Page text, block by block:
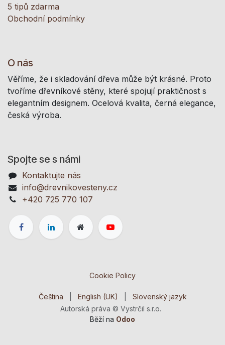
5 tipů zdarma
Obchodní podmínky
O nás
Věříme, že i skladování dřeva může být krásné. Proto
tvoříme dřevníkové stěny, které spojují praktičnost s
elegantním designem. Ocelová kvalita, černá elegance,
česká výroba.
Spojte se s námi
Kontaktujte nás
info@drevnikovesteny.cz
+420 725 770 107
Cookie Policy
Autorská práva © Vystrčil s.r.o.
Čeština English (UK) Slovenský jazyk
Běží na Odoo